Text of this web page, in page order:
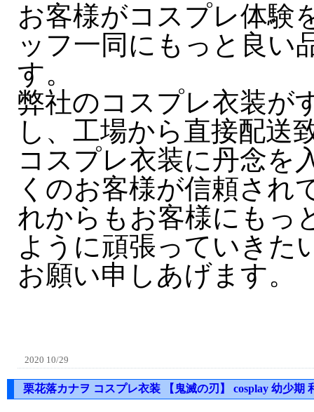
お客様がコスプレ体験
ッフ一同にもっと良い
す。
弊社のコスプレ衣装が
し、工場から直接配送
コスプレ衣装に丹念を
くのお客様が信頼され
れからもお客様にもっ
ように頑張っていきた
お願い申しあげます。
2020 10/29
栗花落カナヲ コスプレ衣装 【鬼滅の刃】 cosplay 幼少期